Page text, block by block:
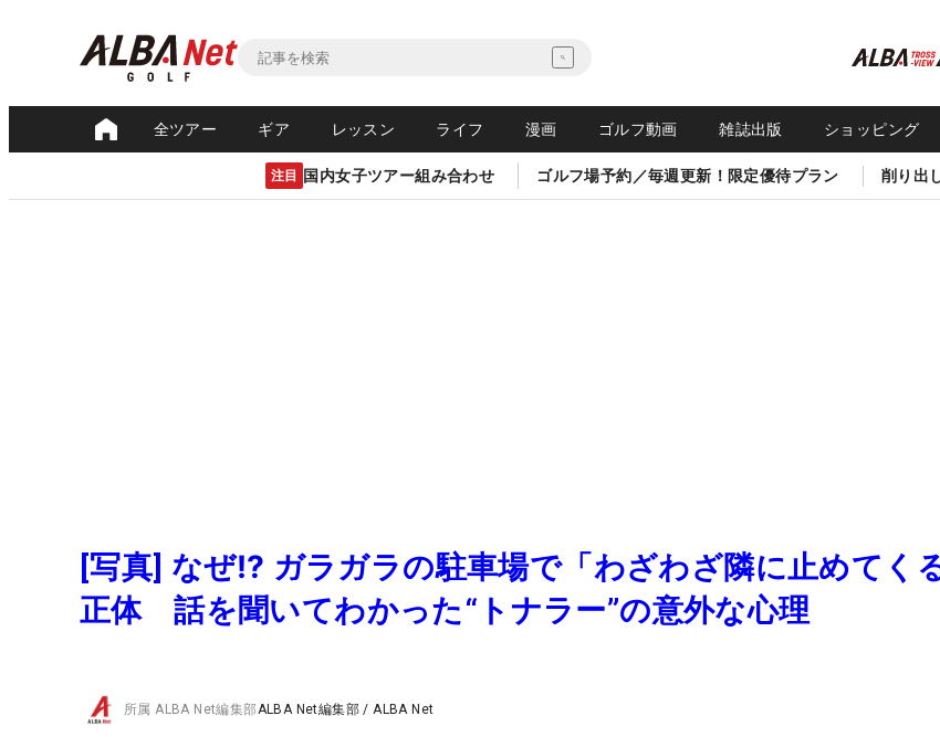
全ツアー ギア レッスン ライフ 漫画 ゴルフ動画 雑誌出版 ショッピング
注目 国内女子ツアー組み合わせ ゴルフ場予約／毎週更新！限定優待プラン 削り出
[写真] なぜ⁉ ガラガラの駐車場で「わざわざ隣に止めてく
正体 話を聞いてわかった“トナラー”の意外な心理
所属ALBA Net編集部ALBA Net編集部 /ALBA Net